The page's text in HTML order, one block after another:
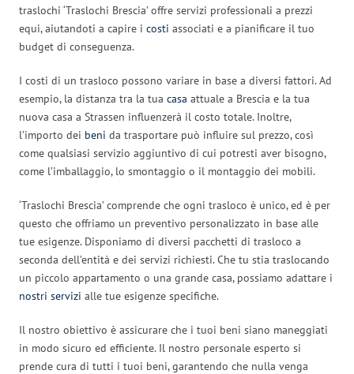
traslochi ‘Traslochi Brescia’ offre servizi professionali a prezzi
equi, aiutandoti a capire i costi associati e a pianificare il tuo
budget di conseguenza.
I costi di un trasloco possono variare in base a diversi fattori. Ad
esempio, la distanza tra la tua casa attuale a Brescia e la tua
nuova casa a Strassen influenzerà il costo totale. Inoltre,
l’importo dei beni da trasportare può influire sul prezzo, così
come qualsiasi servizio aggiuntivo di cui potresti aver bisogno,
come l’imballaggio, lo smontaggio o il montaggio dei mobili.
‘Traslochi Brescia’ comprende che ogni trasloco è unico, ed è per
questo che offriamo un preventivo personalizzato in base alle
tue esigenze. Disponiamo di diversi pacchetti di trasloco a
seconda dell’entità e dei servizi richiesti. Che tu stia traslocando
un piccolo appartamento o una grande casa, possiamo adattare i
nostri servizi alle tue esigenze specifiche.
Il nostro obiettivo è assicurare che i tuoi beni siano maneggiati
in modo sicuro ed efficiente. Il nostro personale esperto si
prende cura di tutti i tuoi beni, garantendo che nulla venga